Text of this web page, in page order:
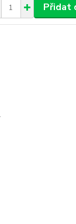
Přidat